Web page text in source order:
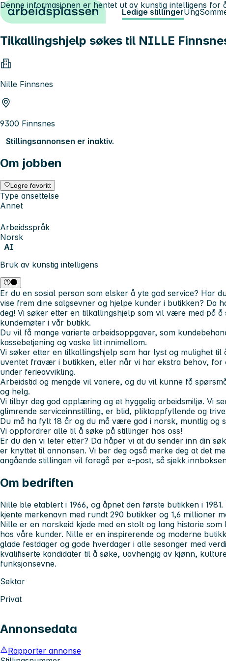
Hopp til innhold Ledige stillingerUng
Tilkallingshjelp søkes til NILLE
Nille Finnsnes
9300 Finnsnes
Stillingsannonsen er inaktiv.
Om jobben
Lagre favoritt
Type ansettelse
Annet
Arbeidsspråk
Norsk
AI
Bruk av kunstig intelligens
Denne informasjonen er hentet ut av kunstig intelligens
Er du en sosial person som elsker å yte god service? Har
vise frem dine salgsevner og hjelpe kunder i butikken? Da
deg! Vi søker etter en tilkallingshjelp som vil være med på å
kundemøter i vår butikk.
Du vil få mange varierte arbeidsoppgaver, som
kassebetjening og vaske litt innimellom.
Vi søker etter en tilkallingshjelp som har lyst og mulighet til
uventet fravær i butikken, eller når vi har ekstra behov, for
under ferieavvikling.
Arbeidstid og mengde vil variere, og du vil kunne få
og helg.
Vi tilbyr deg god opplæring og et hyggelig arbeidsmiljø. Vi
glimrende serviceinnstilling, er blid, pliktoppfyllende og
Du må ha fylt 18 år og du må være god i norsk, muntlig og
Vi oppfordrer alle til å søke på stillinger hos oss!
Er du den vi leter etter? Da håper vi at du sender inn din
er knyttet til annonsen. Vi ber deg også merke deg at det
angående stillingen vil foregå per e-post, så sjekk
Om bedriften
Nille ble etablert i 1966, og åpnet den første butikken i
kjente merkenavn med rundt 290 butikker og 1,6 millioner
Nille er en norskeid kjede med en stolt og lang historie
hos våre kunder. Nille er en inspirerende og moderne
glade festdager og gode hverdager i alle sesonger med
kvalifiserte kandidater til å søke, uavhengig av kjønn,
funksjonsevne.
Sektor
Privat
Annonsedata
Rapporter annonse